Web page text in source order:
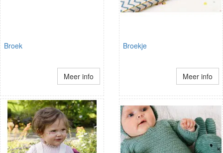
Broek
Meer info
Broekje
Meer info